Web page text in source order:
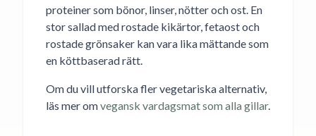
proteiner som bönor, linser, nötter och ost. En
stor sallad med rostade kikärtor, fetaost och
rostade grönsaker kan vara lika mättande som
en köttbaserad rätt.
Om du vill utforska fler vegetariska alternativ,
läs mer omvegansk vardagsmat som alla gillar.